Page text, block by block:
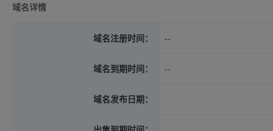
域名详情
域名注册时间： --
域名到期时间： --
域名发布日期：